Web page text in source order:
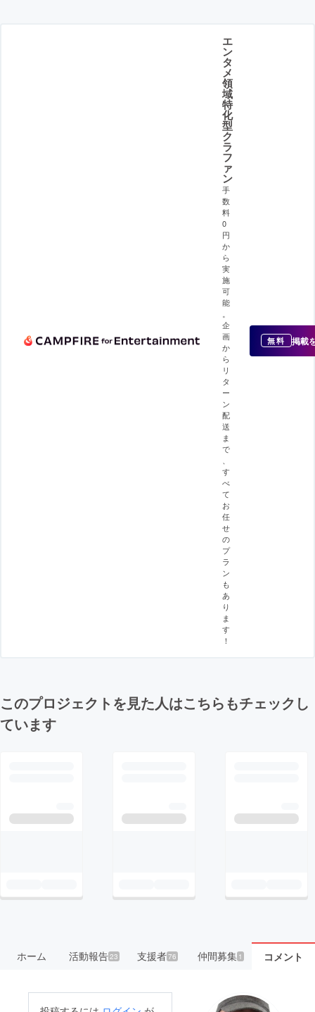
エ
ン
タ
メ
領
域
特
化
型
ク
ラ
フ
ァ
ン
手
数
料
0
円
か
ら
実
施
可
能
企
画
か
ら
リ
タ
ー
ン
配
送
ま
で
す
べ
て
お
任
せ
の
プ
ラ
ン
も
あ
り
ま
す
！
無料 掲載
このプロジェクトを見た人はこちらもチェックし
ています
ホーム 活動報告23 支援者76 仲間募集 1 コメント